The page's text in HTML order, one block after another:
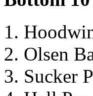
Olsen
Sucker